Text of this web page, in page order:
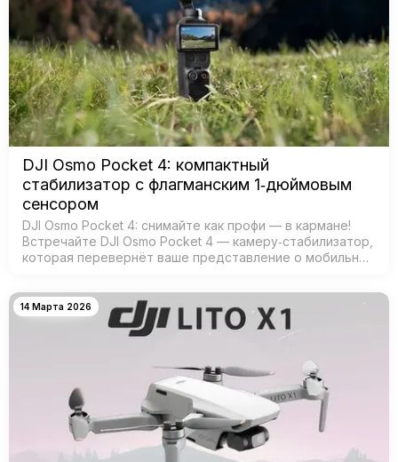
DJI Osmo Pocket 4: компактный
стабилизатор с флагманским 1‑дюймовым
сенсором
DJI Osmo Pocket 4: снимайте как профи — в кармане!
Встречайте DJI Osmo Pocket 4 — камеру‑стабилизатор,
которая перевернёт ваше представление о мобильной
теперь проф…
14 Марта 2026